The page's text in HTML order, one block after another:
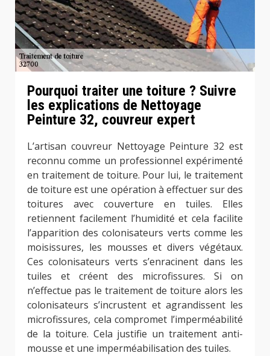
Pourquoi traiter une toiture ? Suivre
les explications de Nettoyage
Peinture 32, couvreur expert
L’artisan couvreur Nettoyage Peinture 32 est
reconnu comme un professionnel expérimenté
en traitement de toiture. Pour lui, le traitement
de toiture est une opération à effectuer sur des
toitures avec couverture en tuiles. Elles
retiennent facilement l’humidité et cela facilite
l’apparition des colonisateurs verts comme les
moisissures, les mousses et divers végétaux.
Ces colonisateurs verts s’enracinent dans les
tuiles et créent des microfissures. Si on
n’effectue pas le traitement de toiture alors les
colonisateurs s’incrustent et agrandissent les
microfissures, cela compromet l’imperméabilité
de la toiture. Cela justifie un traitement anti-
mousse et une imperméabilisation des tuiles.